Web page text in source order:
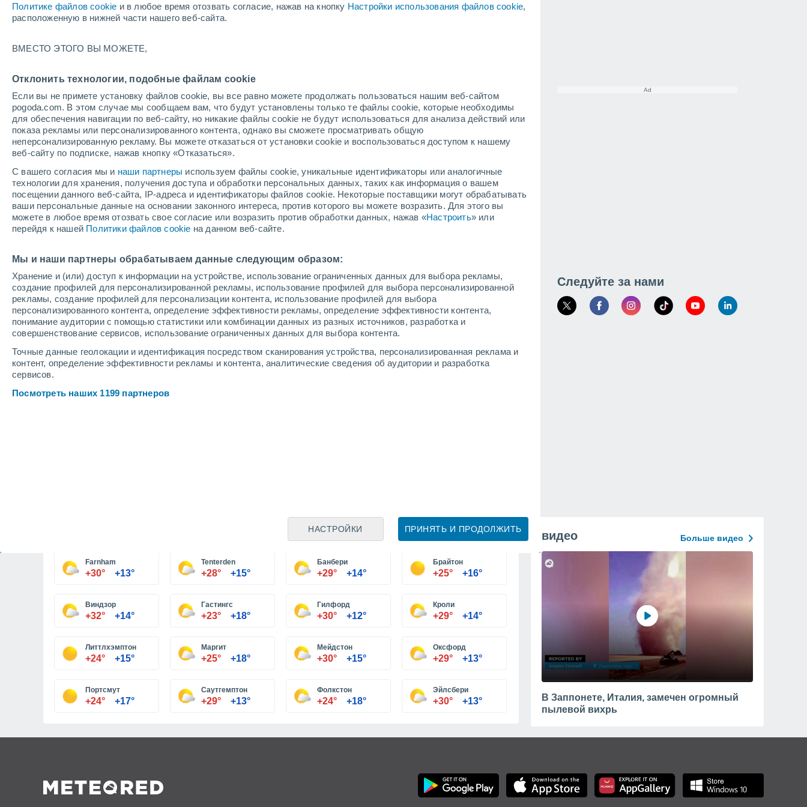
Политике файлов cookie и в любое время отозвать согласие, нажав на кнопку Настройки использования файлов cookie,
расположенную в нижней части нашего веб-сайта.
ВМЕСТО ЭТОГО ВЫ МОЖЕТЕ,
Отклонить технологии, подобные файлам cookie
Если вы не примете установку файлов cookie, вы все равно можете продолжать пользоваться нашим веб-сайтом
pogoda.com. В этом случае мы сообщаем вам, что будут установлены только те файлы cookie, которые необходимы
для обеспечения навигации по веб-сайту, но никакие файлы cookie не будут использоваться для анализа действий или
показа рекламы или персонализированного контента, однако вы сможете просматривать общую
неперсонализированную рекламу. Вы можете отказаться от установки cookie и воспользоваться доступом к нашему
веб-сайту по подписке, нажав кнопку «Отказаться».
С вашего согласия мы и наши партнеры используем файлы cookie, уникальные идентификаторы или аналогичные
технологии для хранения, получения доступа и обработки персональных данных, таких как информация о вашем
посещении данного веб-сайта, IP-адреса и идентификаторы файлов cookie. Некоторые поставщики могут обрабатывать
ваши персональные данные на основании законного интереса, против которого вы можете возразить. Для этого вы
можете в любое время отозвать свое согласие или возразить против обработки данных, нажав «Настроить» или
перейдя к нашей Политики файлов cookie на данном веб-сайте.
Мы и наши партнеры обрабатываем данные следующим образом:
Хранение и (или) доступ к информации на устройстве, использование ограниченных данных для выбора рекламы,
создание профилей для персонализированной рекламы, использование профилей для выбора персонализированной
рекламы, создание профилей для персонализации контента, использование профилей для выбора
персонализированного контента, определение эффективности рекламы, определение эффективности контента,
понимание аудитории с помощью статистики или комбинации данных из разных источников, разработка и
совершенствование сервисов, использование ограниченных данных для выбора контента.
Точные данные геолокации и идентификация посредством сканирования устройства, персонализированная реклама и
контент, определение эффективности рекламы и контента, аналитические сведения об аудитории и разработка
сервисов.
Посмотреть наших 1199 партнеров
ПРИНЯТЬ И ПРОДОЛЖИТЬ
НАСТРОЙКИ
Эйлсбери
+25°
+16°
Брайтон
+24°
+18°
Фолкстон
Гилфорд
+23°
+18°
+14°
Highworth
+24°
+30°
+13°
Оксфорд
+30°
+13°
Чтение
+29°
+13°
Саутгемптон
Leaflet |©OpenStreetMap|ECMWF
Следуйте за нами
Farnham
+30° +13°
Tenterden
+28° +15°
Банбери
+29° +14°
Брайтон
+25° +16°
Виндзор
+32° +14°
Гастингс
+23° +18°
Гилфорд
+30° +12°
Кроли
+29° +14°
Литтлхэмптон
+24° +15°
Маргит
+25° +18°
Мейдстон
+30° +15°
Оксфорд
+29° +13°
Портсмут
+24° +17°
Саутгемптон
+29° +13°
Фолкстон
+24° +18°
Эйлсбери
+30° +13°
видео Больше видео
В Заппонете, Италия, замечен огромный
пылевой вихрь